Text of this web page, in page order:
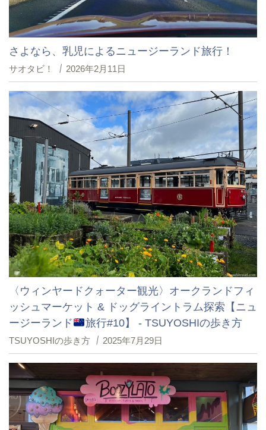
さよなら、乳児によるニュージーランド旅行！
サオタビ！ 2026年2月11日
〈ウィンヤードクォーター観光〉オークランドフィ
ッシュマーケット & ドッグライントラム探索【ニュ
ージーランド
旅行#10】 - TSUYOSHIの歩き方
TSUYOSHIの歩き方 2025年7月29日